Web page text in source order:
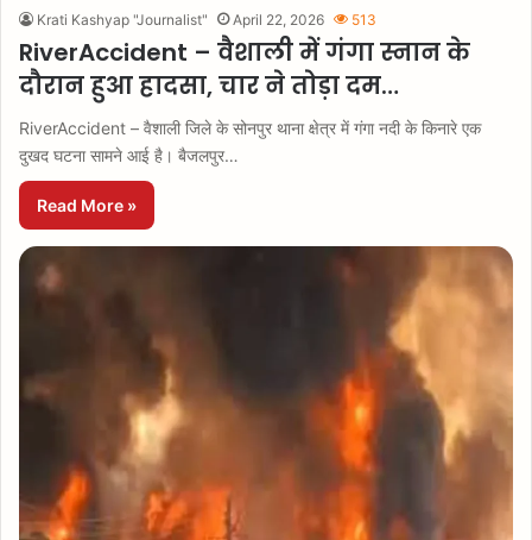
Krati Kashyap "Journalist" April 22, 2026 513
RiverAccident – वैशाली में गंगा स्नान के
दौरान हुआ हादसा, चार ने तोड़ा दम…
RiverAccident – वैशाली जिले के सोनपुर थाना क्षेत्र में गंगा नदी के किनारे एक
दुखद घटना सामने आई है। बैजलपुर…
Read More »